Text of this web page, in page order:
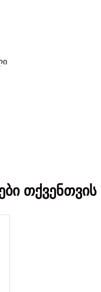
თქვენთვის